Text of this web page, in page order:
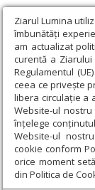
Ziarul Lumina
îmbunătăți
am actualizat
curentă a
Regulamentul
ceea ce privește
libera circulație a
Website-ul
înțelege
Website-ul
cookie conform
orice moment
din Politica de
Ziarul Lumina ›
Români în Parohia
Duminica
Mărăcineni